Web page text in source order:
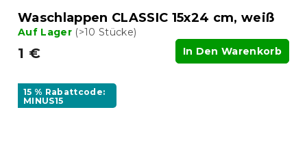
Waschlappen CLASSIC 15x24 cm, weiß
Auf Lager (>10 Stücke)
1 € In Den Warenkorb
15 % Rabattcode:
MINUS15